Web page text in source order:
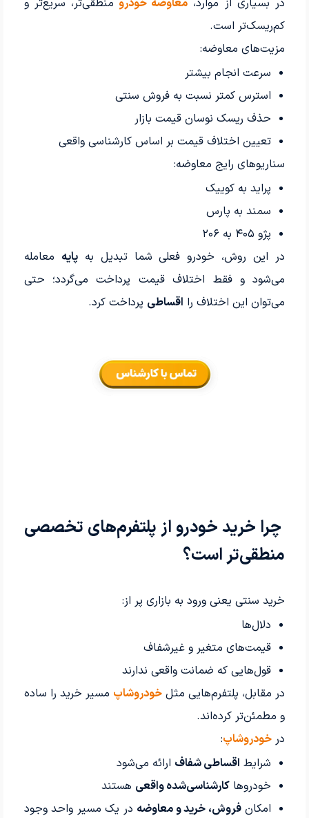
کم‌ریسک‌تر است.
مزیت‌های معاوضه:
سرعت انجام بیشتر
استرس کمتر نسبت به فروش سنتی
حذف ریسک نوسان قیمت بازار
تعیین اختلاف قیمت بر اساس کارشناسی واقعی
سناریوهای رایج معاوضه:
پراید به کوییک
سمند به پارس
پژو ۴۰۵ به ۲۰۶
در این روش، خودرو فعلی شما تبدیل بهپایه معامله
می‌شود و فقط اختلاف قیمت پرداخت می‌گردد؛ حتی
می‌توان این اختلاف را اقساطی پرداخت کرد.
چرا خرید خودرو از پلتفرم‌های تخصصی
منطقی‌تر است؟
خرید سنتی یعنی ورود به بازاری پر از:
دلال‌ها
قیمت‌های متغیر و غیرشفاف
قول‌هایی که ضمانت واقعی ندارند
در مقابل، پلتفرم‌هایی مثل خودروشاپ مسیر خرید را ساده
و مطمئن‌تر کرده‌اند.
در خودروشاپ:
شرایط اقساطی شفاف ارائه می‌شود
خودروها کارشناسی‌شده واقعی هستند
امکانفروش، خرید و معاوضه در یک مسیر واحد وجود